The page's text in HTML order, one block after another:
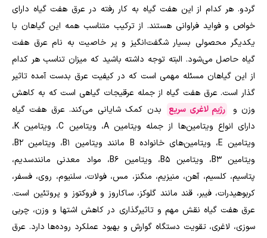
گردو. هر کدام از این هفت گیاه به کار رفته در عرق هفت گیاه دارای
خواص و فواید فراوانی هستند. از ترکیب متناسب همه این گیاهان با
یکدیگر محصولی بسیار شگفت‌انگیز و پر خاصیت به نام عرق هفت
گیاه حاصل می‌شود. البته توجه داشته باشید که میزان تناسب هر کدام
از این گیاهان مسئله مهمی است که در کیفیت عرق بدست آمده تاثیر
گذار است. عرق هفت گیاه از جمله عرقیجات گیاهی است که به کاهش
وزن و
رژیم لاغری سریع
بدن کمک شایانی می‌کند. عرق هفت گیاه
دارای انواع ویتامین‌ها از جمله ویتامین A، ویتامین C، ویتامین K،
ویتامین E، ویتامین‌های خانواده B مانند ویتامین B1، ویتامین B2،
ویتامین B3، ویتامبن B5، ویتامین B6، مواد معدنی مانندسدیم،
پتاسیم، کلسیم، آهن، منیزیم، منگنز، مس، فولات، سلنیوم، روی، فسفر،
کربوهیدرات، فیبر، قند مانند گلوکز، ساکاروز و فروکتوز و پروتئین است.
عرق هفت گیاه نقش مهم و تاثیرگذاری در کاهش اشتها و وزن، چربی
سوزی، لاغری، تقویت دستگاه گوارش و بهبود عملکرد روده‌ها دارد. عرق